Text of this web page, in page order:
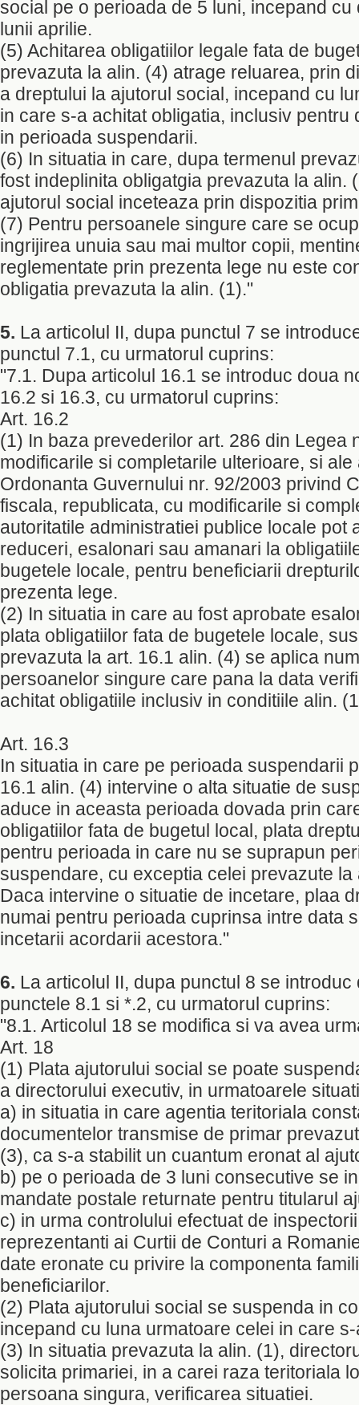
social pe o perioada de 5 luni, incepand cu
lunii aprilie.
(5) Achitarea obligatiilor legale fata de
prevazuta la alin. (4) atrage reluarea, prin
a dreptului la ajutorul social, incepand cu
in care s-a achitat obligatia, inclusiv pentru
in perioada suspendarii.
(6) In situatia in care, dupa termenul
fost indeplinita obligatgia prevazuta la alin.
ajutorul social inceteaza prin dispozitia
(7) Pentru persoanele singure care se
ingrijirea unuia sau mai multor copii,
reglementate prin prezenta lege nu este
obligatia prevazuta la alin. (1)."
5. La articolul II, dupa punctul 7 se
punctul 7.1, cu urmatorul cuprins:
"7.1. Dupa articolul 16.1 se introduc doua
16.2 si 16.3, cu urmatorul cuprins:
Art. 16.2
(1) In baza prevederilor art. 286 din Legea
modificarile si completarile ulterioare, si ale
Ordonanta Guvernului nr. 92/2003 privind
fiscala, republicata, cu modificarile si
autoritatile administratiei publice locale pot
reduceri, esalonari sau amanari la
bugetele locale, pentru beneficiarii
prezenta lege.
(2) In situatia in care au fost aprobate
plata obligatiilor fata de bugetele locale,
prevazuta la art. 16.1 alin. (4) se aplica
persoanelor singure care pana la data
achitat obligatiile inclusiv in conditiile alin.
Art. 16.3
In situatia in care pe perioada suspendarii
16.1 alin. (4) intervine o alta situatie de
aduce in aceasta perioada dovada prin
obligatiilor fata de bugetul local, plata
pentru perioada in care nu se suprapun
suspendare, cu exceptia celei prevazute la
Daca intervine o situatie de incetare, plaa
numai pentru perioada cuprinsa intre data
incetarii acordarii acestora."
6. La articolul II, dupa punctul 8 se
punctele 8.1 si *.2, cu urmatorul cuprins:
"8.1. Articolul 18 se modifica si va avea
Art. 18
(1) Plata ajutorului social se poate
a directorului executiv, in urmatoarele
a) in situatia in care agentia teritoriala
documentelor transmise de primar
(3), ca s-a stabilit un cuantum eronat al
b) pe o perioada de 3 luni consecutive se
mandate postale returnate pentru titularul
c) in urma controlului efectuat de
reprezentanti ai Curtii de Conturi a
date eronate cu privire la componenta
beneficiarilor.
(2) Plata ajutorului social se suspenda in
incepand cu luna urmatoare celei in care
(3) In situatia prevazuta la alin. (1),
solicita primariei, in a carei raza teritoriala
persoana singura, verificarea situatiei.